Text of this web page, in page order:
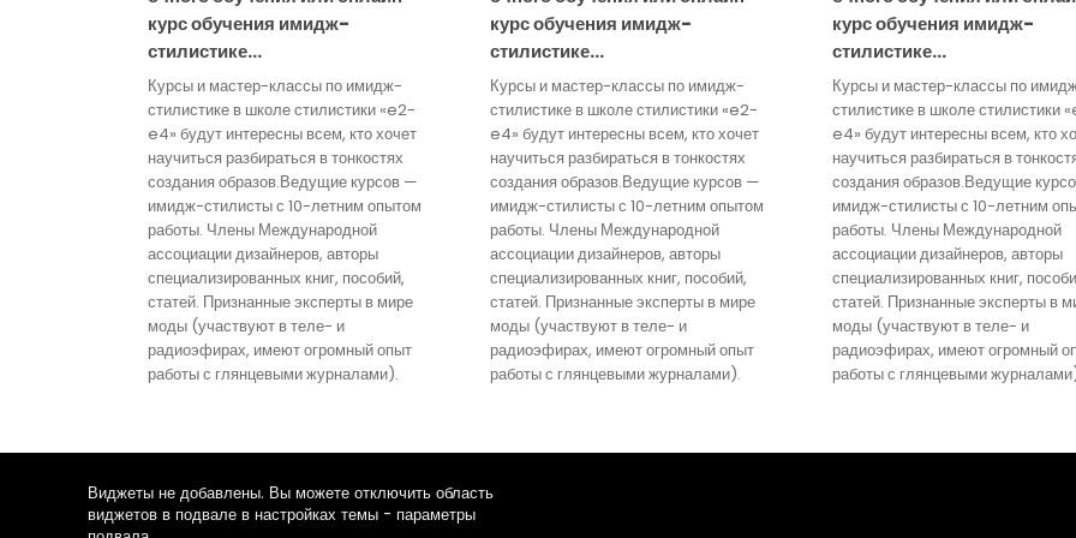
курс обучения имидж-
стилистике…
Курсы и мастер-классы по имидж-
стилистике в школе стилистики «e2-
e4» будут интересны всем, кто хочет
научиться разбираться в тонкостях
создания образов.Ведущие курсов —
имидж-стилисты с 10-летним опытом
работы. Члены Международной
ассоциации дизайнеров, авторы
специализированных книг, пособий,
статей. Признанные эксперты в мире
моды (участвуют в теле- и
радиоэфирах, имеют огромный опыт
работы с глянцевыми журналами).
курс обучения имидж-
стилистике…
Курсы и мастер-классы по имидж-
стилистике в школе стилистики «e2-
e4» будут интересны всем, кто хочет
научиться разбираться в тонкостях
создания образов.Ведущие курсов —
имидж-стилисты с 10-летним опытом
работы. Члены Международной
ассоциации дизайнеров, авторы
специализированных книг, пособий,
статей. Признанные эксперты в мире
моды (участвуют в теле- и
радиоэфирах, имеют огромный опыт
работы с глянцевыми журналами).
курс обучения имидж-
стилистике…
Курсы и мастер-классы по
стилистике в школе стилистики
e4» будут интересны всем, кто
научиться разбираться в
создания образов.Ведущие
имидж-стилисты с 10-летним
работы. Члены Международной
ассоциации дизайнеров, авторы
специализированных книг,
статей. Признанные эксперты в
моды (участвуют в теле- и
радиоэфирах, имеют огромный
работы с глянцевыми
Виджеты не добавлены. Вы можете отключить область
виджетов в подвале в настройках темы - параметры